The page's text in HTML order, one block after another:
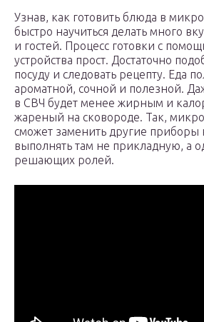
Узнав, как готовить блюда в
быстро научиться делать много
и гостей. Процесс готовки с
устройства прост. Достаточно
посуду и следовать рецепту. Еда
ароматной, сочной и полезной.
в СВЧ будет менее жирным и
жареный на сковороде. Так,
сможет заменить другие приборы
выполнять там не прикладную, а
решающих ролей.